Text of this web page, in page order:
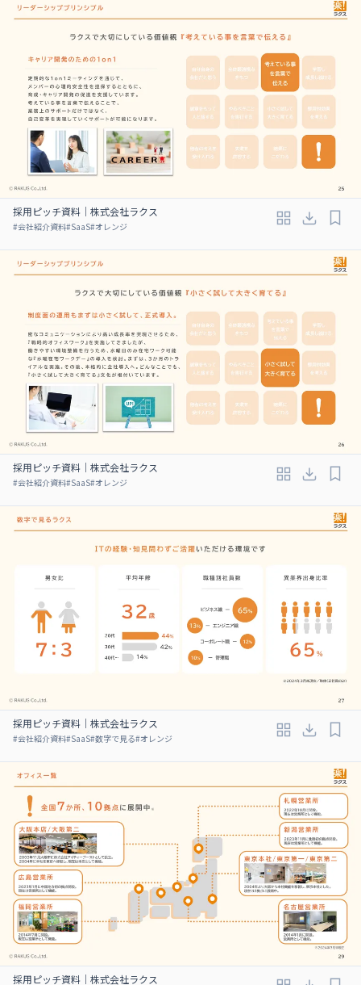
採用ピッチ資料｜株式会社ラクス
#会社紹介資料#SaaS#オレンジ
採用ピッチ資料｜株式会社ラクス
#会社紹介資料#SaaS#オレンジ
採用ピッチ資料｜株式会社ラクス
#会社紹介資料#SaaS#数字で見る#オレンジ
採用ピッチ資料｜株式会社ラクス